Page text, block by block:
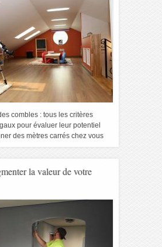
combles : tous les critères
pour évaluer leur potentiel
des mètres carrés chez vous
la valeur de votre